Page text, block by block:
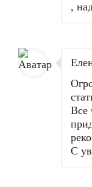
,
Все
С